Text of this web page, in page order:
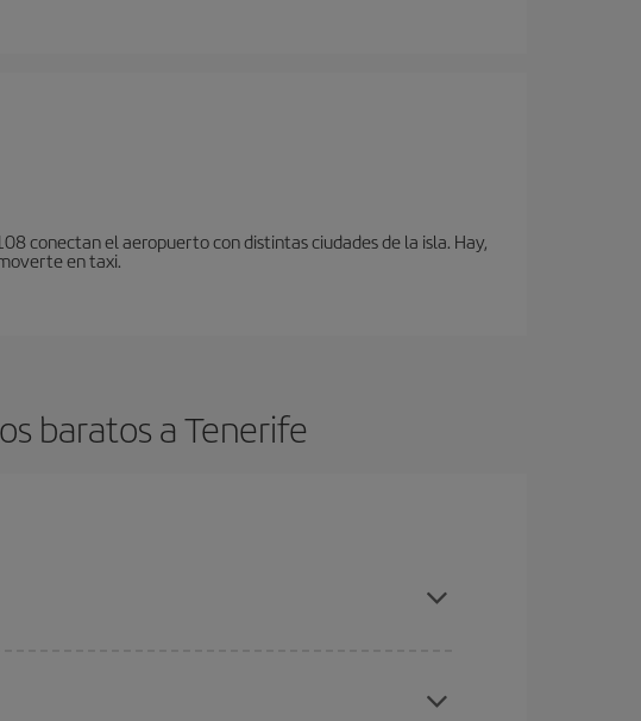
conectan el aeropuerto con distintas ciudades de la isla. Hay,
en taxi.
baratos a Tenerife
que encuentras el vuelo más barato.